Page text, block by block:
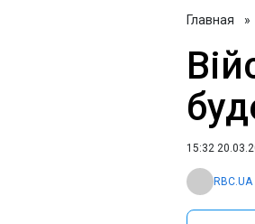
Главная »
15:32
RBC.UA